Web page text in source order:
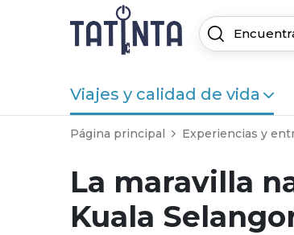
Viajes y calidad de vida
Página principal Experiencias y
La maravilla
Kuala